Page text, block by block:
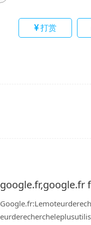
打赏
google.fr,google.fr